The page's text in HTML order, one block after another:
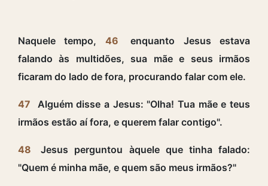
Naquele tempo, 46
enquanto Jesus estava
falando às multidões, sua mãe e seus irmãos
ficaram do lado de fora, procurando falar com ele.
47
Alguém disse a Jesus: "Olha! Tua mãe e teus
irmãos estão aí fora, e querem falar contigo".
48
Jesus perguntou àquele que tinha falado:
"Quem é minha mãe, e quem são meus irmãos?"